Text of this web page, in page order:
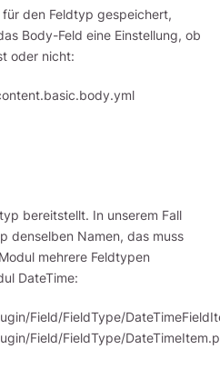
den Feldtyp gespeichert,
Body-Feld eine Einstellung, ob
oder nicht:
bereitstellt. In unserem Fall
denselben Namen, das muss
mehrere Feldtypen
DateTime:
Field/FieldType/
Field/FieldType/